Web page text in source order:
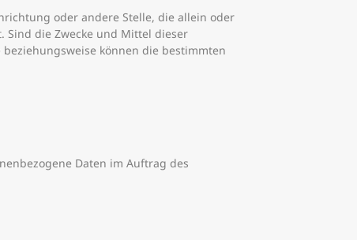
oder andere Stelle, die allein oder
Sind die Zwecke und Mittel dieser
können die bestimmten
Daten im Auftrag des